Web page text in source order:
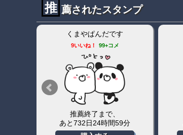
推 薦されたスタンプ
くまやぱんだです
9いいね！ 99+コメ
推薦終了まで、
あと732日24時間59分